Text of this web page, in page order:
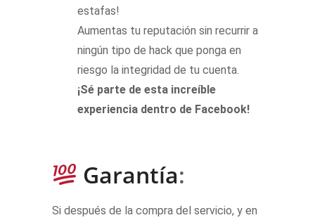
estafas!
Aumentas tu reputación sin recurrir a
ningún tipo de hack que ponga en
riesgo la integridad de tu cuenta.
¡Sé parte de esta increíble
experiencia dentro de Facebook!
Garantía:
Si después de la compra del servicio, y en